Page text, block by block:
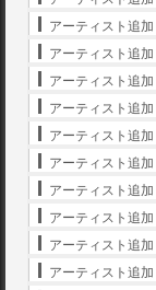
アーティスト追加
アーティスト追加
アーティスト追加
アーティスト追加
アーティスト追加
アーティスト追加
アーティスト追加
アーティスト追加
アーティスト追加
アーティスト追加